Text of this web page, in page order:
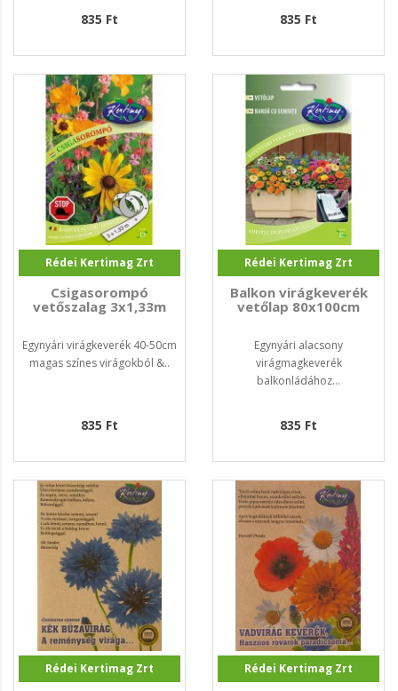
835 Ft 835 Ft
Rédei Kertimag Zrt
Csigasorompó
vetőszalag 3x1,33m
Egynyári virágkeverék 40-50cm
magas színes virágokból &..
835 Ft
Rédei Kertimag Zrt
Balkon virágkeverék
vetőlap 80x100cm
Egynyári alacsony
virágmagkeverék
balkonládához...
835 Ft
Rédei Kertimag Zrt Rédei Kertimag Zrt